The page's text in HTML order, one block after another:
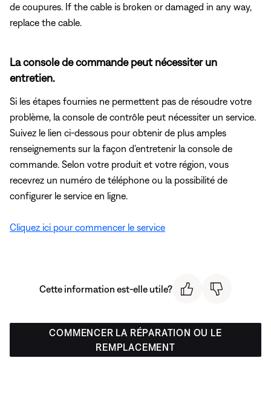
de coupures. If the cable is broken or damaged in any way,
replace the cable.
La console de commande peut nécessiter un
entretien.
Si les étapes fournies ne permettent pas de résoudre votre
problème, la console de contrôle peut nécessiter un service.
Suivez le lien ci-dessous pour obtenir de plus amples
renseignements sur la façon d'entretenir la console de
commande. Selon votre produit et votre région, vous
recevrez un numéro de téléphone ou la possibilité de
configurer le service en ligne.
Cliquez ici pour commencer le service
Cette information est-elle utile?
COMMENCER LA RÉPARATION OU LE
REMPLACEMENT